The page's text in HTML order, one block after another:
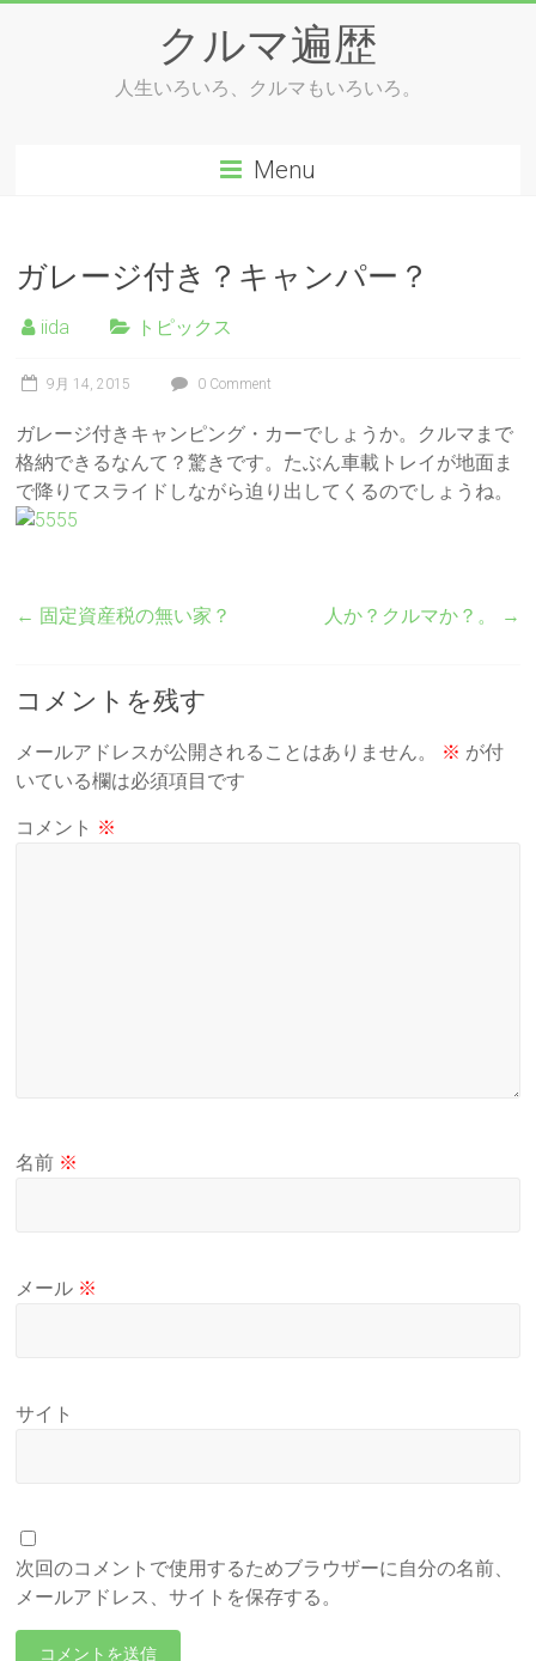
クルマ遍歴
人生いろいろ、クルマもいろいろ。
Menu
ガレージ付き？キャンパー？
iida トピックス
9月 14, 2015 0 Comment
ガレージ付きキャンピング・カーでしょうか。クルマまで
格納できるなんて？驚きです。たぶん車載トレイが地面ま
で降りてスライドしながら迫り出してくるのでしょうね。
← 固定資産税の無い家？ 人か？クルマか？。 →
コメントを残す
メールアドレスが公開されることはありません。 ※ が付
いている欄は必須項目です
コメント ※
名前 ※
メール ※
サイト
次回のコメントで使用するためブラウザーに自分の名前、
メールアドレス、サイトを保存する。